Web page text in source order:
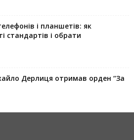
і планшетів: як
стандартів і обрати
Дерлиця отримав орден “За